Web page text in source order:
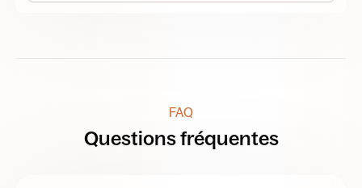
FAQ
Questions fréquentes